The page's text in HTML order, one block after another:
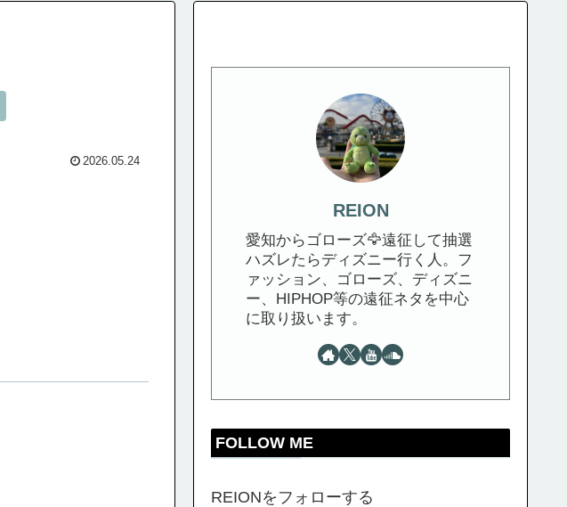
2026.05.24
REION
愛知からゴローズ🦅遠征して抽選
ハズレたらディズニー行く人。フ
ァッション、ゴローズ、ディズニ
ー、HIPHOP等の遠征ネタを中心
に取り扱います。
FOLLOW ME
REIONをフォローする